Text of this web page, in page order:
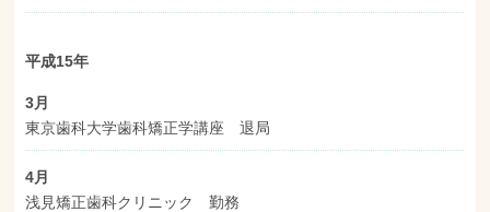
平成15年
3月
東京歯科大学歯科矯正学講座 退局
4月
浅見矯正歯科クリニック 勤務